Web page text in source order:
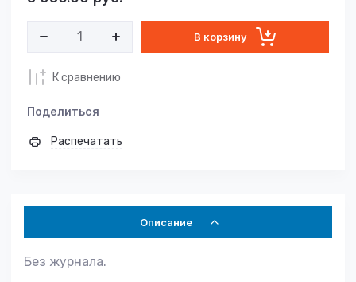
В корзину
К сравнению
Поделиться
Распечатать
Описание
Без журнала.